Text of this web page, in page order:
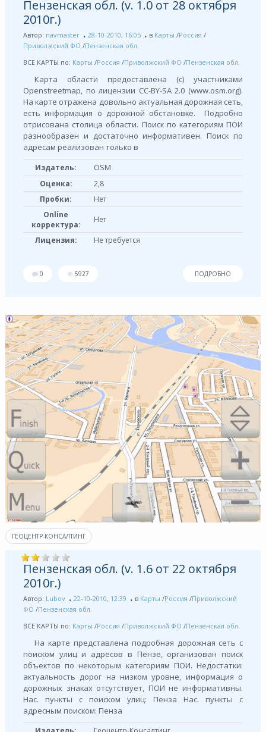
Пензенская обл. (v. 1.0 от 28 октября
2010г.)
Автор: navmaster 28-10-2010, 16:05 в Карты /Россия /
Приволжский ФО /Пензенская обл.
ВСЕ КАРТЫ по: Карты /Россия /Приволжский ФО /Пензенская обл.
Карта области предоставлена (с) участниками
Openstreetmap, по лицензии СС-BY-SA 2.0 (www.osm.org).
На карте отражена довольно актуальная дорожная сеть,
есть информация о дорожной обстановке. Подробно
отрисована столица области. Поиск по категориям ПОИ
разнообразен и достаточно информативен. Поиск по
адресам реализован только в
Издатель: OSM
Оценка:
2,8
Пробки:
Нет
Online
корректура:
Нет
Лицензия: Не требуется
0 5927 ПОДРОБНО
ГЕОЦЕНТР-КОНСАЛТИНГ
Пензенская обл. (v. 1.6 от 22 октября
2010г.)
Автор: Lubov 22-10-2010, 12:39 в Карты /Россия /Приволжский
ФО /Пензенская обл.
ВСЕ КАРТЫ по: Карты /Россия /Приволжский ФО /Пензенская обл.
На карте представлена подробная дорожная сеть с
поиском улиц и адресов в Пензе, организован поиск
объектов по некоторым категориям ПОИ. Недостатки:
актуальность дорог на низком уровне, информация о
дорожных знаках отсутствует, ПОИ не информативны.
Нас. пункты с поиском улиц: Пенза Нас. пункты с
адресным поиском: Пенза